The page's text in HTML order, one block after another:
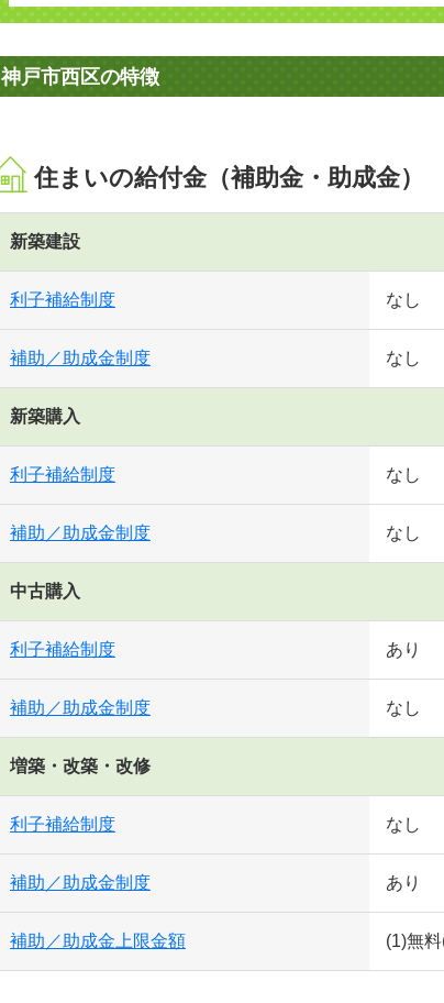
神戸市西区の特徴
住まいの給付金（補助金・助成金）
新築建設
利子補給制度 なし
補助／助成金制度 なし
新築購入
利子補給制度 なし
補助／助成金制度 なし
中古購入
利子補給制度 あり
補助／助成金制度 なし
増築・改築・改修
利子補給制度 なし
補助／助成金制度 あり
補助／助成金上限金額 (1)無